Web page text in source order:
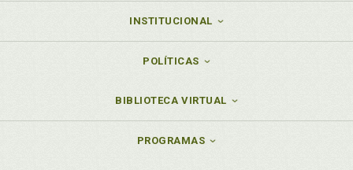
INSTITUCIONAL
POLÍTICAS
BIBLIOTECA VIRTUAL
PROGRAMAS